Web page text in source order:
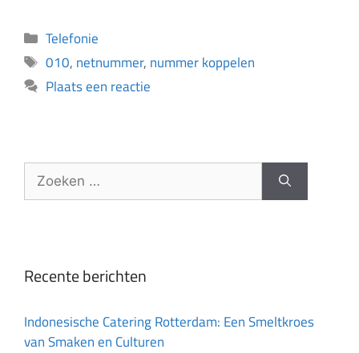
Telefonie
010, netnummer, nummer koppelen
Plaats een reactie
Recente berichten
Indonesische Catering Rotterdam: Een Smeltkroes
van Smaken en Culturen